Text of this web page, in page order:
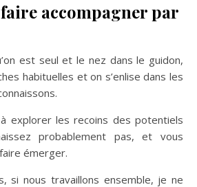
accompagner par
est seul et le nez dans le guidon,
habituelles et on s’enlise dans les
explorer les recoins des potentiels
probablement pas, et vous
émerger.
si nous travaillons ensemble, je ne